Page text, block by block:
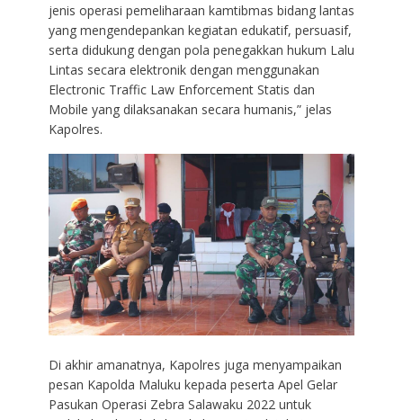
jenis operasi pemeliharaan kamtibmas bidang lantas
yang mengendepankan kegiatan edukatif, persuasif,
serta didukung dengan pola penegakkan hukum Lalu
Lintas secara elektronik dengan menggunakan
Electronic Traffic Law Enforcement Statis dan
Mobile yang dilaksanakan secara humanis,” jelas
Kapolres.
Di akhir amanatnya, Kapolres juga menyampaikan
pesan Kapolda Maluku kepada peserta Apel Gelar
Pasukan Operasi Zebra Salawaku 2022 untuk